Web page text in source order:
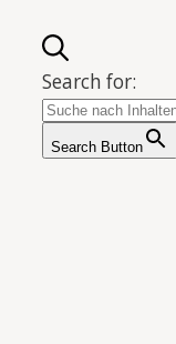
Search for:
Search Button